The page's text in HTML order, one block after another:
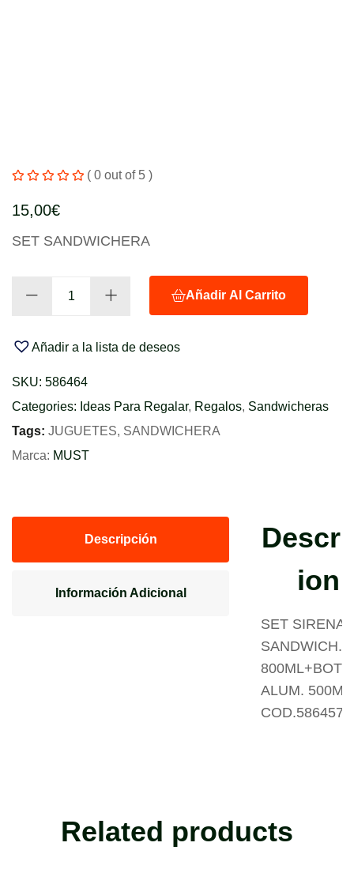
( 0 out of 5 )
15,00€
SET SANDWICHERA
Añadir Al Carrito
Añadir a la lista de deseos
SKU: 586464
Categories: Ideas Para Regalar, Regalos, Sandwicheras
Tags: JUGUETES, SANDWICHERA
Marca: MUST
Descripción
Información Adicional
ion
SET SIRENA
SANDWICH.
ALUM. 500ML
COD.586457
Related products